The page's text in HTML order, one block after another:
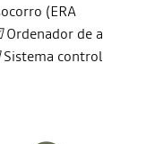
(ERA
Ordenador de a
Sistema control